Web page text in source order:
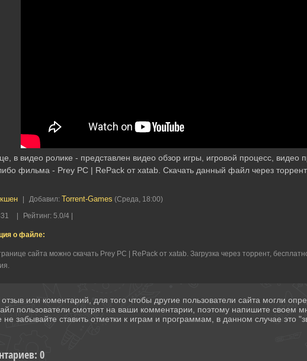
в видео ролике - представлен видео обзор игры, игровой процесс, видео
фильма - Prey PC | RePack от xatab. Скачать данный файл через
Добавил: Torrent-Games (Среда, 18:00)
Рейтинг: 5.0/4 |
о файле:
сайта можно скачать Prey PC | RePack от xatab. Загрузка через торрент,
отзыв или коментарий, для того чтобы другие пользователи сайта могли
пользователи смотрят на ваши комментарии, поэтому напишите своем
не забывайте ставить отметки к играм и программам, в данном случае это
: 0